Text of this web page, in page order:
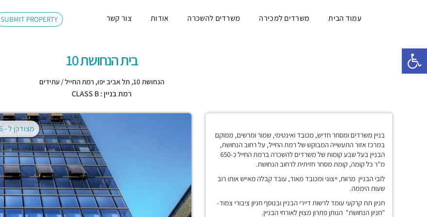
פתח סרגל נגישות
SUBMIT PROPERTY עמוד הבית משרדים למכירה משרדים להשכרה אודות צור קשר
בית הנחושת 10
הנחושת 10, תל אביב יפו, רמת החייל / עתידים
רמת בניין : CLASS B
מצודכן ל -
בניין משרדים ומסחר חדיש, מכובד ואינטימי, שמור ומרשים, ממוקם
במרכז אזור התעשייה המבוקש של רמת החייל, על רחוב הנחושת,
הבניין בעל שבע קומות של משרדים להשכרה ברמת החייל כ-650
מ"ר כל קומה, קומת מסחר חזיתית לרחוב הנחושת.
לובי הבניין מרווח, ייצוגי ומכובד מאוד, עובד קבלה מאייש אותו רוב
שעות היממה.
חניון תת קרקעי עומד לרשות דיירי הבניין ובנוסף חניון ציבורי צמוד-
"חניון הנחושת" הנותן פתרון מצוין לאורחי הבניין.